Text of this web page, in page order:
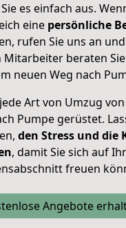
es einfach aus.
eine persönliche
rufen Sie uns an
Mitarbeiter beraten
neuen Weg nach
Art von Umzug
Pumpe gerüstet.
den Stress und die
, damit Sie sich auf
freuen
Angebote